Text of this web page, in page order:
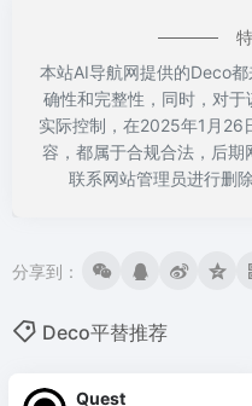
本站AI导航网提供的Deco
确性和完整性，同时，对
实际控制，在2025年1月26
容，都属于合规合法，后
联系网站管理员进行删
分享到：
Deco平替推荐
Quest